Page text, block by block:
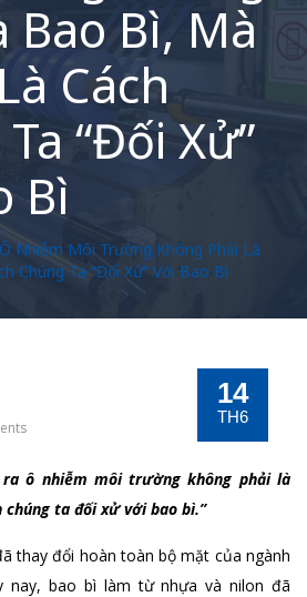
Bao Bì, Mà
Cách
“Đối Xử”
Bì
Nhiễm Môi Trường Không Phải Là
Chúng Ta “Đối Xử” Với Bao Bì
14
TH6
ra ô nhiễm môi trường không phải là
ta đối xử với bao bì.”
thay đổi hoàn toàn bộ mặt của ngành
nay, bao bì làm từ nhựa và nilon đã